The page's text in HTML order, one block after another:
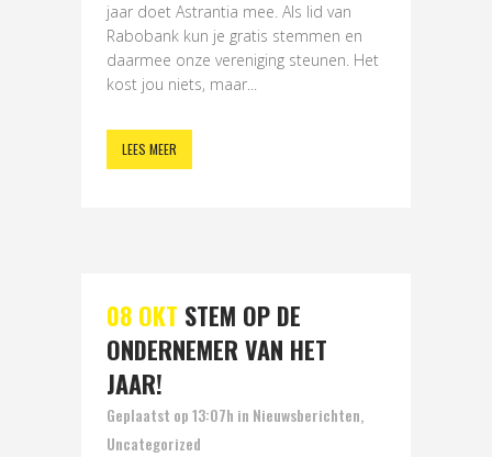
jaar doet Astrantia mee. Als lid van
Rabobank kun je gratis stemmen en
daarmee onze vereniging steunen. Het
kost jou niets, maar...
LEES MEER
08 OKT STEM OP DE
ONDERNEMER VAN HET
JAAR!
Geplaatst op 13:07h in Nieuwsberichten,
Uncategorized